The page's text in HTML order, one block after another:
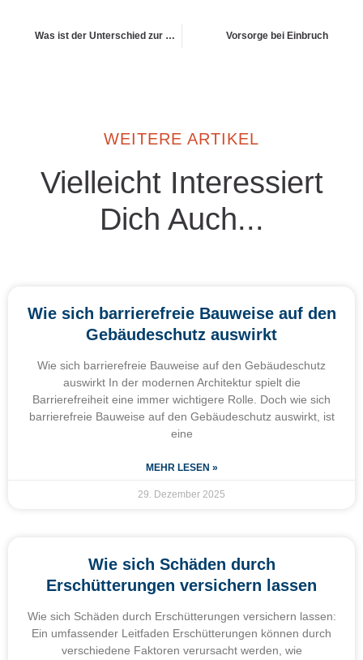
Was ist der Unterschied zur Bauleistungsversicherung Vorsorge bei Einbruch
WEITERE ARTIKEL
Vielleicht Interessiert
Dich Auch...
Wie sich barrierefreie Bauweise auf den
Gebäudeschutz auswirkt
Wie sich barrierefreie Bauweise auf den Gebäudeschutz
auswirkt In der modernen Architektur spielt die
Barrierefreiheit eine immer wichtigere Rolle. Doch wie sich
barrierefreie Bauweise auf den Gebäudeschutz auswirkt, ist
eine
MEHR LESEN »
29. Dezember 2025
Wie sich Schäden durch
Erschütterungen versichern lassen
Wie sich Schäden durch Erschütterungen versichern lassen:
Ein umfassender Leitfaden Erschütterungen können durch
verschiedene Faktoren verursacht werden, wie